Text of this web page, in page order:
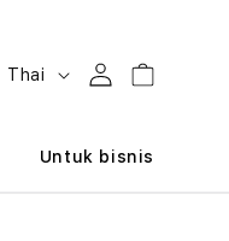
BThai MasukKeranjang
Untuk bisnis